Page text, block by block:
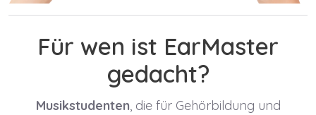
Für wen ist EarMaster
gedacht?
Musikstudenten, die für Gehörbildung und